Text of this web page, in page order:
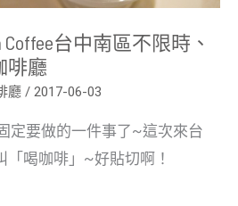
Coffee台中南區不限時、
啡廳
廳 / 2017-06-03
定要做的一件事了~這次來台
喝咖啡」~好貼切啊！